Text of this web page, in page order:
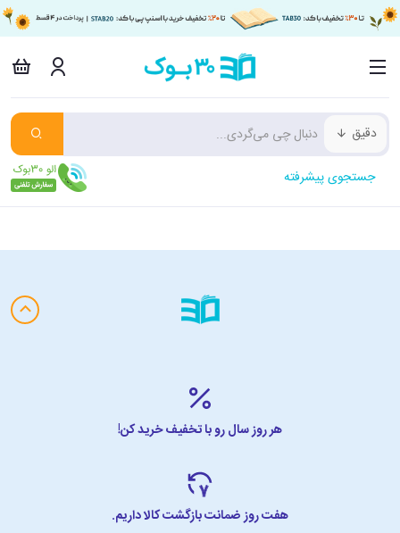
دقیق
جستجوی پیشرفته
هر روز سال رو با تخفیف خرید کن!
هفت روز ضمانت بازگشت کالا داریم.